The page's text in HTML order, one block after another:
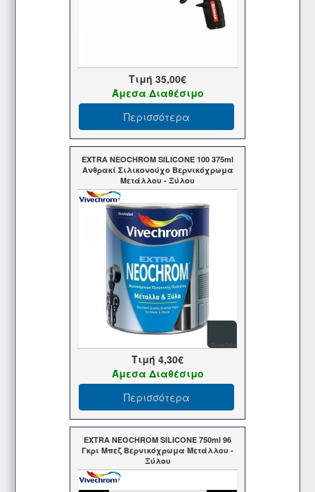
Τιμή 35,00€
Άμεσα Διαθέσιμο
Περισσότερα
EXTRA NEOCHROM SILICONE 100 375ml
Ανθρακί Σιλικονούχο Βερνικόχρωμα
Μετάλλου - Ξύλου
Τιμή 4,30€
Άμεσα Διαθέσιμο
Περισσότερα
EXTRA NEOCHROM SILICONE 750ml 96
Γκρι Μπεζ Βερνικόχρωμα Μετάλλου -
Ξύλου